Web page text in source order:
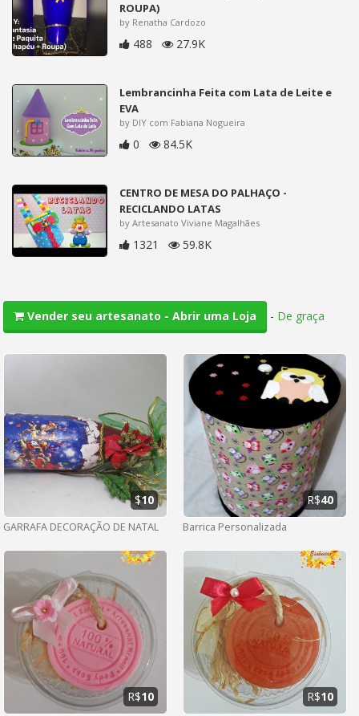
ROUPA)
by Renatha Cardozo
488 27.9K
Lembrancinha Feita com Lata de Leite e
EVA
by DIY com Fabiana Nogueira
0 84.5K
CENTRO DE MESA DO PALHAÇO -
RECICLANDO LATAS
by Artesanato Viviane Magalhães
1321 59.8K
Vender seu artesanato - Abrir uma Loja - De graça
GARRAFA DECORAÇÃO DE NATAL
$10
Barrica Personalizada
R$40
R$10 R$10